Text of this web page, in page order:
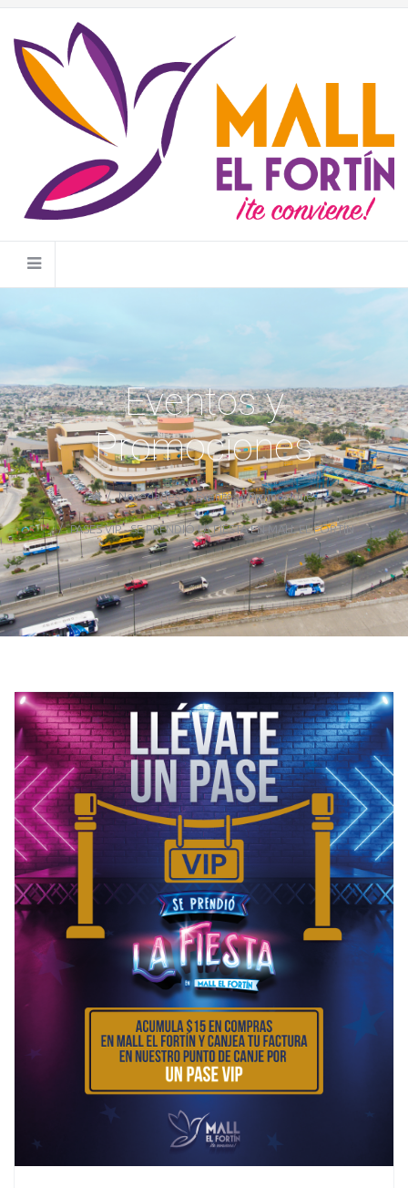
Eventos y
Promociones
Novedades Eventos y Promociones
PASES VIP - SE PRENDIÓ LA FIESTA EN MALL EL FORTÍN